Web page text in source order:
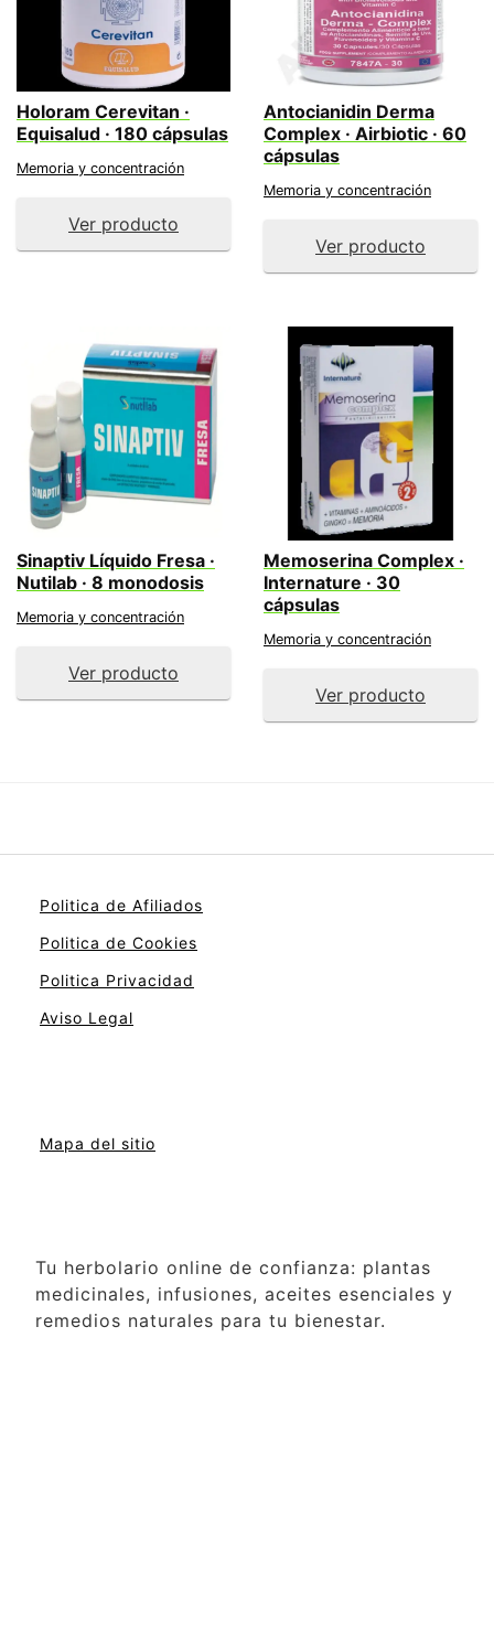
Holoram Cerevitan ·
Equisalud · 180 cápsulas
Memoria y concentración
Ver producto
Antocianidin Derma
Complex · Airbiotic · 60
cápsulas
Memoria y concentración
Ver producto
Sinaptiv Líquido Fresa ·
Nutilab · 8 monodosis
Memoria y concentración
Ver producto
Memoserina Complex ·
Internature · 30
cápsulas
Memoria y concentración
Ver producto
Politica de Afiliados
Politica de Cookies
Politica Privacidad
Aviso Legal
Mapa del sitio
Tu herbolario online de confianza: plantas
medicinales, infusiones, aceites esenciales y
remedios naturales para tu bienestar.